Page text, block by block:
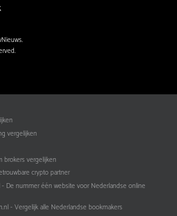
vergelijken
brokers vergelijken
crypto partner
- De nummer één website voor Nederlandse online
- Vergelijk alle Nederlandse bookmakers